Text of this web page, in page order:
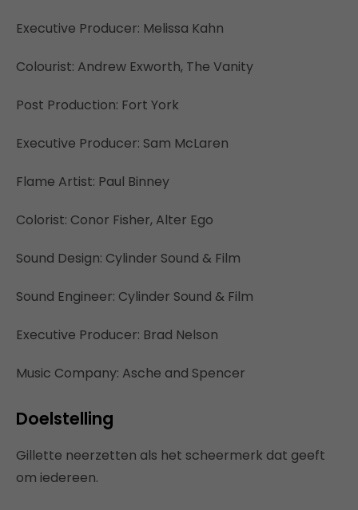
Executive Producer: Melissa Kahn
Colourist: Andrew Exworth, The Vanity
Post Production: Fort York
Executive Producer: Sam McLaren
Flame Artist: Paul Binney
Colorist: Conor Fisher, Alter Ego
Sound Design: Cylinder Sound & Film
Sound Engineer: Cylinder Sound & Film
Executive Producer: Brad Nelson
Music Company: Asche and Spencer
Doelstelling
Gillette neerzetten als het scheermerk dat geeft
om iedereen.